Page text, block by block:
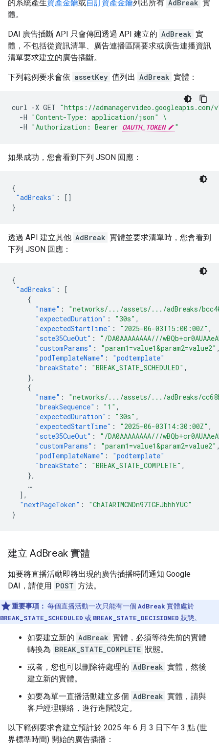
的系統產生資產金鑰或自訂資產金鑰列出所有 AdBreak 實
體。
DAI 廣告插斷 API 只會傳回透過 API 建立的 AdBreak 實
體，不包括從資訊清單、廣告連播區隔要求或廣告連播資訊
清單要求建立的廣告插斷。
下列範例要求會依 assetKey 值列出 AdBreak 實體：
curl -X GET "https://admanagervideo.googleapis.com/
-H "Content-Type: application/json"
\
-H "Authorization: Bearer OAUTH_TOKEN "
如果成功，您會看到下列 JSON 回應：
{
"adBreaks" :
[]
}
透過 API 建立其他 AdBreak 實體並要求清單時，您會看到
下列 JSON 回應：
{
"adBreaks" :
[
{
"name" :
"networks/.../assets/.../adBreaks/
"expectedDuration" : "30s" ,
"expectedStartTime" : "2025-06-03T15:00:00Z" ,
"scte35CueOut" :
"/DA0AAAAAAAA///
"customParams" : "param1=value1&param2=value2"
"podTemplateName" :
"podtemplate"
"breakState" : "BREAK_STATE_SCHEDULED" ,
},
{
"name" :
"networks/.../assets/.../adBreaks/
"breakSequence" : "1" ,
"expectedDuration" : "30s" ,
"expectedStartTime" : "2025-06-03T14:30:00Z" ,
"scte35CueOut" :
"/DA0AAAAAAAA///
"customParams" : "param1=value1&param2=value2"
"podTemplateName" :
"podtemplate"
"breakState" : "BREAK_STATE_COMPLETE" ,
},
…
],
"nextPageToken" :
"ChAIARIMCNDn97IGEJbhhYUC"
}
建立 AdBreak 實體
如要將直播活動即將出現的廣告插播時間通知 Google
DAI，請使用 POST 方法。
重要事項： 每個直播活動一次只能有一個 AdBreak 實體處於
BREAK_STATE_SCHEDULED 或 BREAK_STATE_DECISIONED 狀態。
如要建立新的 AdBreak 實體，必須等待先前的實體
轉換為 BREAK_STATE_COMPLETE 狀態。
或者，您也可以刪除待處理的 AdBreak 實體，然後
建立新的實體。
如要為單一直播活動建立多個 AdBreak 實體，請與
客戶經理聯絡，進行進階設定。
以下範例要求會建立預計於 2025 年 6 月 3 日下午 3 點 (世
界標準時間) 開始的廣告插播：